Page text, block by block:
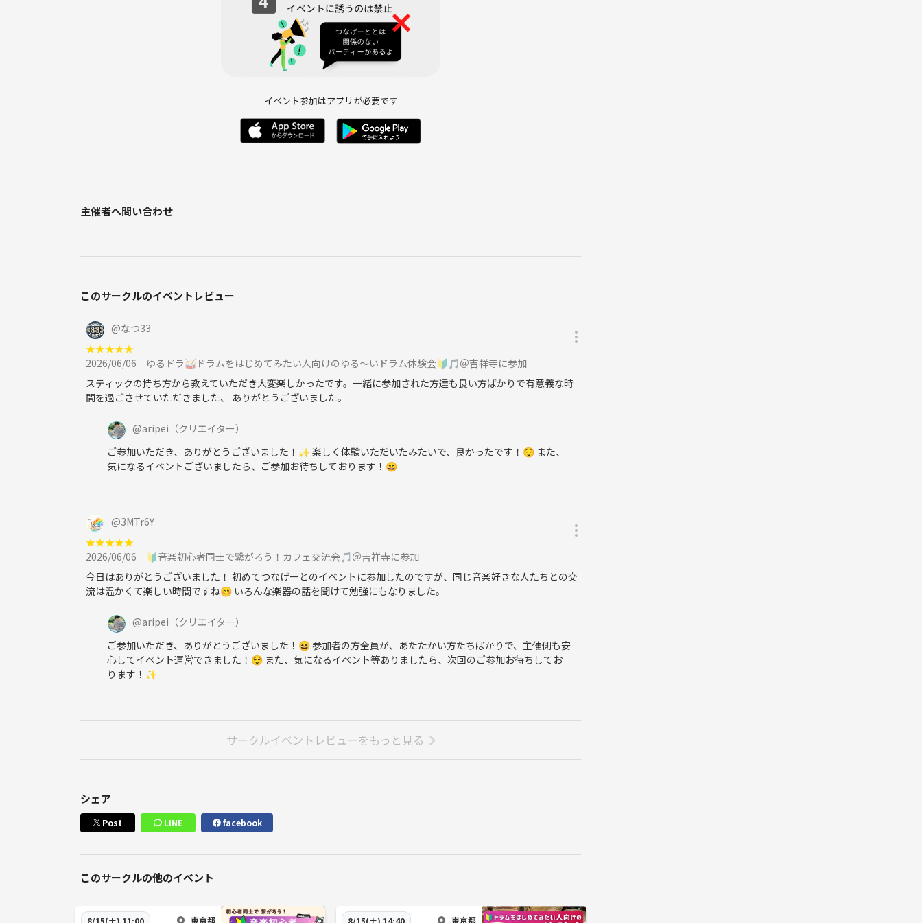
イベント参加はアプリが必要です
主催者へ問い合わせ
このサークルのイベントレビュー
@なつ33
★★★★★
2026/06/06
ゆるドラ🥁ドラムをはじめてみたい人向けのゆる～いドラム体験会🔰🎵＠吉祥寺に参加
スティックの持ち方から教えていただき大変楽しかったです。一緒に参加された方達も良い方ばかりで有意義な時
間を過ごさせていただきました、 ありがとうございました。
@aripei （クリエイター）
ご参加いただき、ありがとうございました！✨ 楽しく体験いただいたみたいで、良かったです！😌 また、
気になるイベントございましたら、ご参加お待ちしております！😄
@3MTr6Y
★★★★★
2026/06/06
🔰音楽初心者同士で繋がろう！カフェ交流会🎵＠吉祥寺に参加
今日はありがとうございました！ 初めてつなげーとのイベントに参加したのですが、同じ音楽好きな人たちとの交
流は温かくて楽しい時間ですね😊 いろんな楽器の話を聞けて勉強にもなりました。
@aripei （クリエイター）
ご参加いただき、ありがとうございました！😆 参加者の方全員が、あたたかい方たちばかりで、主催側も安
心してイベント運営できました！😌 また、気になるイベント等ありましたら、次回のご参加お待ちしてお
ります！✨
サークルイベントレビューをもっと見る
シェア
Post LINE facebook
このサークルの他のイベント
8/15(土) 11:00 東京都 8/15(土) 14:40 東京都